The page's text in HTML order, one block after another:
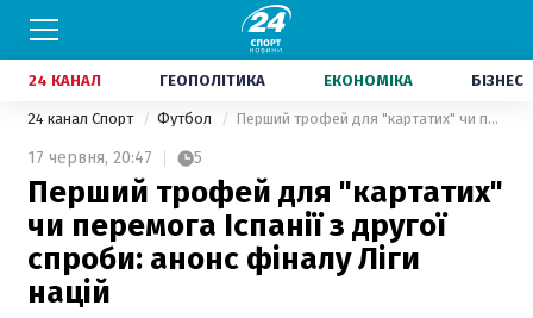
24 КАНАЛ ГЕОПОЛІТИКА ЕКОНОМІКА БІЗНЕС
24 канал Спорт Футбол Перший трофей для "картатих" чи перемога Іспанії з другої спроби: анонс фіналу Ліги націй
17 червня, 20:47 5
Перший трофей для "картатих"
чи перемога Іспанії з другої
спроби: анонс фіналу Ліги
націй